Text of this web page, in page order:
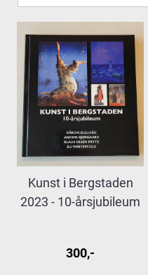
Kunst i Bergstaden
2023 - 10-årsjubileum
300,-